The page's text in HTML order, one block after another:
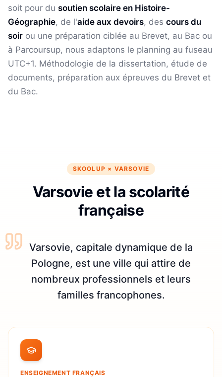
soit pour du soutien scolaire en Histoire-
Géographie, de l'aide aux devoirs, des cours du
soir ou une préparation ciblée au Brevet, au Bac ou
à Parcoursup, nous adaptons le planning au fuseau
UTC+1. Méthodologie de la dissertation, étude de
documents, préparation aux épreuves du Brevet et
du Bac.
SKOOLUP × VARSOVIE
Varsovie et la scolarité
française
Varsovie, capitale dynamique de la
Pologne, est une ville qui attire de
nombreux professionnels et leurs
familles francophones.
ENSEIGNEMENT FRANÇAIS